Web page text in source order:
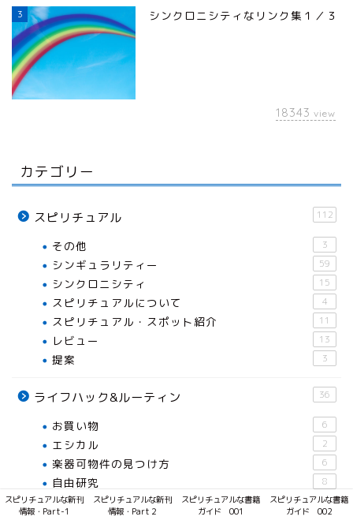
3 シンクロニシティなリンク集１／３
18343 view
カテゴリー
スピリチュアル 112
その他 3
シンギュラリティー 59
シンクロニシティ 15
スピリチュアルについて 4
スピリチュアル・スポット紹介 11
レビュー 13
提案 3
ライフハック&ルーティン 36
お買い物 6
エシカル 2
楽器可物件の見つけ方 6
自由研究 8
未分類 1
スピリチュアルな新刊
情報・Part-1
スピリチュアルな新刊
情報・Part２
スピリチュアルな書籍
ガイド 001
スピリチュアルな書籍
ガイド 002